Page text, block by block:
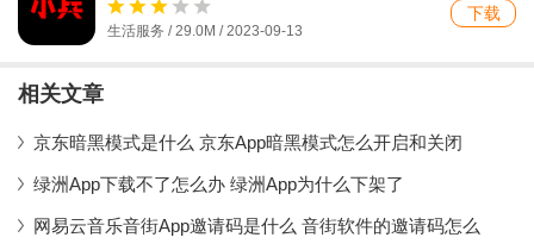
生活服务 / 29.0M / 2023-09-13
下载
相关文章
京东暗黑模式是什么 京东App暗黑模式怎么开启和关闭
绿洲App下载不了怎么办 绿洲App为什么下架了
网易云音乐音街App邀请码是什么 音街软件的邀请码怎么